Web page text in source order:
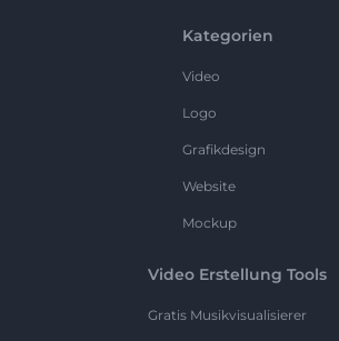
Kategorien
Video
Logo
Grafikdesign
Website
Mockup
Video Erstellung Tools
Gratis Musikvisualisierer